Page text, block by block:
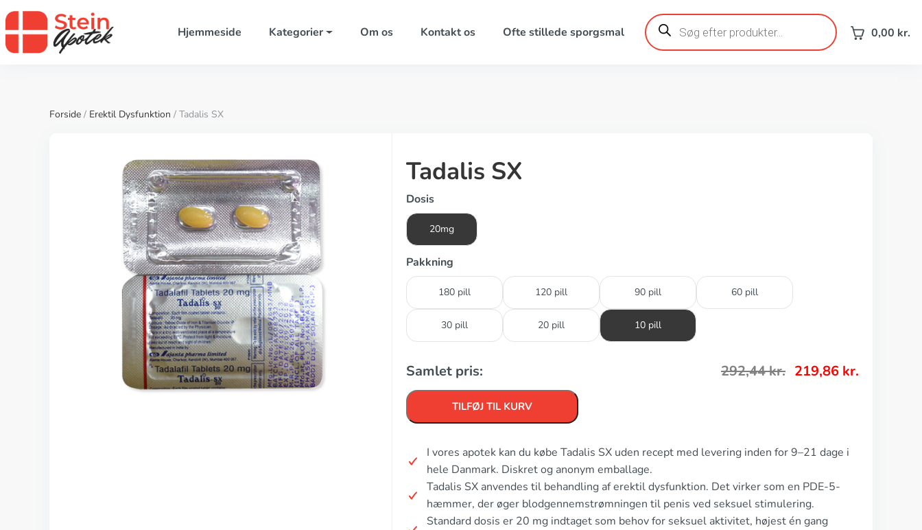
Hjemmeside Kategorier Om os Kontakt os Ofte stillede sporgsmal
Products
search 0,00 kr.
Forside / Erektil Dysfunktion / Tadalis SX
Tadalis SX
Dosis
20mg
Pakkning
180 pill 120 pill 90 pill 60 pill
30 pill 20 pill 10 pill
Samlet pris: 292,44kr. 219,86 kr.
TILFØJ TIL KURV
I vores apotek kan du købe Tadalis SX uden recept med levering inden for 9–21 dage i
hele Danmark. Diskret og anonym emballage.
Tadalis SX anvendes til behandling af erektil dysfunktion. Det virker som en PDE-5-
hæmmer, der øger blodgennemstrømningen til penis ved seksuel stimulering.
Standard dosis er 20 mg indtaget som behov for seksuel aktivitet, højest én gang